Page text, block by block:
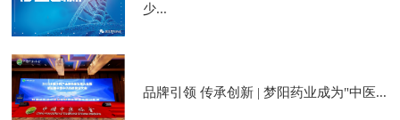
少...
品牌引领 传承创新 | 梦阳药业成为"中医...